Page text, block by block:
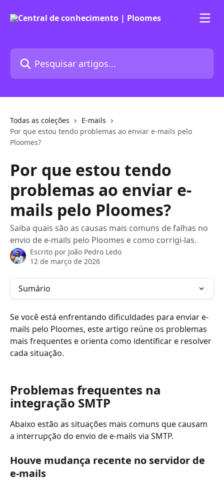
Pesquisar artigos...
Todas as coleções
E-mails
Por que estou tendo problemas ao enviar e-mails pelo
Ploomes?
Por que estou tendo
problemas ao enviar e-
mails pelo Ploomes?
Saiba quais são as causas mais comuns de falhas no
envio de e-mails pelo Ploomes e como corrigi-las.
Escrito por João Pedro Ledo
12 de março de 2026
Sumário
Se você está enfrentando dificuldades para enviar e-
mails pelo Ploomes, este artigo reúne os problemas
mais frequentes e orienta como identificar e resolver
cada situação.
Problemas frequentes na
integração SMTP
Abaixo estão as situações mais comuns que causam
a interrupção do envio de e-mails via SMTP.
Houve mudança recente no servidor de
e-mails